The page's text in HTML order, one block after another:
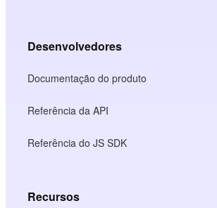
Desenvolvedores
Documentação do produto
Referência da API
Referência do JS SDK
Recursos